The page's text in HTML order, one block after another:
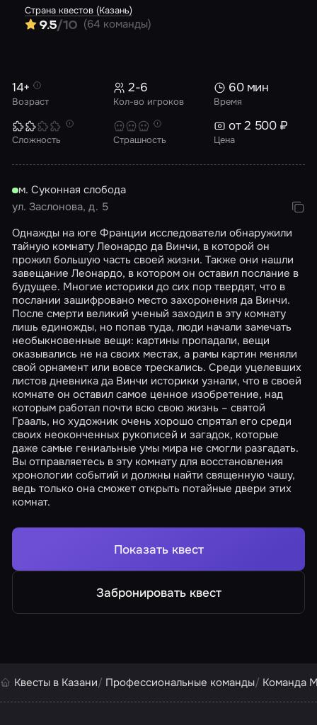
Страна квестов (Казань)
9.5/10 (64 команды)
Возраст
14+
Кол-во игроков
2-6
Время
60 мин
Сложность Страшность Цена
от 2 500 ₽
м. Суконная слобода
ул. Заслонова, д. 5
Однажды на юге Франции исследователи обнаружили
тайную комнату Леонардо да Винчи, в которой он
прожил большую часть своей жизни. Также они нашли
завещание Леонардо, в котором он оставил послание в
будущее. Многие историки до сих пор твердят, что в
послании зашифровано место захоронения да Винчи.
После смерти великий ученый заходил в эту комнату
лишь единожды, но попав туда, люди начали замечать
необыкновенные вещи: картины пропадали, вещи
оказывались не на своих местах, а рамы картин меняли
свой орнамент или вовсе трескались. Среди уцелевших
листов дневника да Винчи историки узнали, что в своей
комнате он оставил самое ценное изобретение, над
которым работал почти всю свою жизнь – святой
Грааль, но художник очень хорошо спрятал его среди
своих неоконченных рукописей и загадок, которые
даже самые гениальные умы мира не смогли разгадать.
Вы отправляетесь в эту комнату для восстановления
хронологии событий и должны найти священную чашу,
ведь только она сможет открыть потайные двери этих
комнат.
Показать квест
Забронировать квест
Квесты в Казани Профессиональные команды Команда